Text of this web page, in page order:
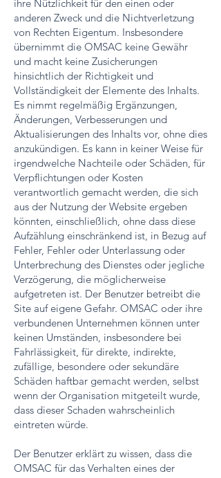
ihre Nützlichkeit für den einen oder
anderen Zweck und die Nichtverletzung
von Rechten Eigentum. Insbesondere
übernimmt die OMSAC keine Gewähr
und macht keine Zusicherungen
hinsichtlich der Richtigkeit und
Vollständigkeit der Elemente des Inhalts.
Es nimmt regelmäßig Ergänzungen,
Änderungen, Verbesserungen und
Aktualisierungen des Inhalts vor, ohne dies
anzukündigen. Es kann in keiner Weise für
irgendwelche Nachteile oder Schäden, für
Verpflichtungen oder Kosten
verantwortlich gemacht werden, die sich
aus der Nutzung der Website ergeben
könnten, einschließlich, ohne dass diese
Aufzählung einschränkend ist, in Bezug auf
Fehler, Fehler oder Unterlassung oder
Unterbrechung des Dienstes oder jegliche
Verzögerung, die möglicherweise
aufgetreten ist. Der Benutzer betreibt die
Site auf eigene Gefahr. OMSAC oder ihre
verbundenen Unternehmen können unter
keinen Umständen, insbesondere bei
Fahrlässigkeit, für direkte, indirekte,
zufällige, besondere oder sekundäre
Schäden haftbar gemacht werden, selbst
wenn der Organisation mitgeteilt wurde,
dass dieser Schaden wahrscheinlich
eintreten würde.
Der Benutzer erklärt zu wissen, dass die
OMSAC für das Verhalten eines der